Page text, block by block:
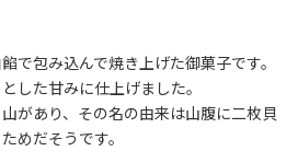
で包み込んで焼き上げた御菓子です。
した甘みに仕上げました。
があり、その名の由来は山腹に二枚貝
めだそうです。